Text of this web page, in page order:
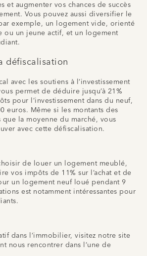
et augmenter vos chances de succès
Vous pouvez aussi diversifier le
exemple, un logement vide, orienté
ou un jeune actif, et un logement
défiscalisation
avec les soutiens à l’investissement
permet de déduire jusqu’à 21%
pour l’investissement dans du neuf,
euros. Même si les montants des
que la moyenne du marché, vous
avec cette défiscalisation.
de louer un logement meublé,
vos impôts de 11% sur l’achat et de
un logement neuf loué pendant 9
est notamment intéressantes pour
dans l’immobilier, visitez notre site
nous rencontrer dans l’une de